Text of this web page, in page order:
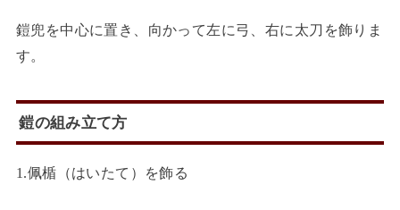
鎧兜を中心に置き、向かって左に弓、右に太刀を飾りま
す。
鎧の組み立て方
1.佩楯（はいたて）を飾る